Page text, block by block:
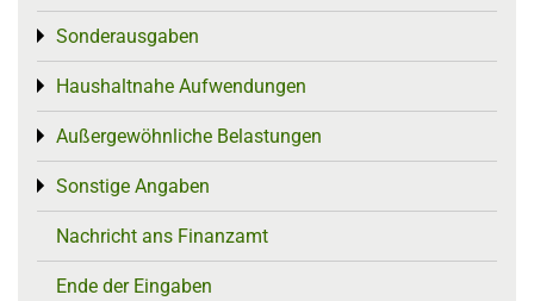
Sonderausgaben
Toggle menu
Haushaltnahe Aufwendungen
Toggle menu
Außergewöhnliche Belastungen
Toggle menu
Sonstige Angaben
Toggle menu
Nachricht ans Finanzamt
Ende der Eingaben